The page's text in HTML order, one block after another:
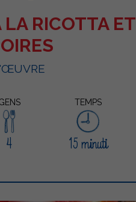
RICOTTA ET
TEMPS
4 15 minuti